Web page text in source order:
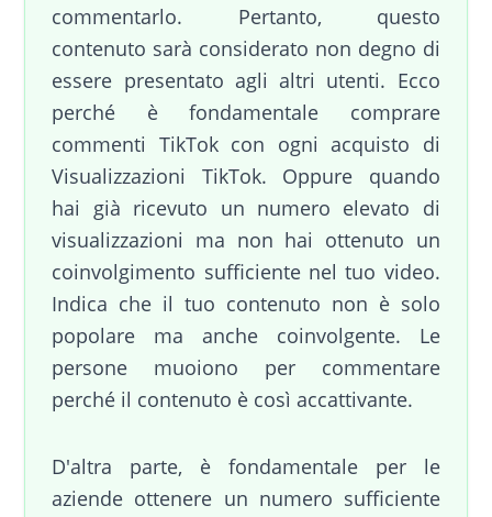
commentarlo. Pertanto, questo
contenuto sarà considerato non degno di
essere presentato agli altri utenti. Ecco
perché è fondamentale comprare
commenti TikTok con ogni acquisto di
Visualizzazioni TikTok. Oppure quando
hai già ricevuto un numero elevato di
visualizzazioni ma non hai ottenuto un
coinvolgimento sufficiente nel tuo video.
Indica che il tuo contenuto non è solo
popolare ma anche coinvolgente. Le
persone muoiono per commentare
perché il contenuto è così accattivante.
D'altra parte, è fondamentale per le
aziende ottenere un numero sufficiente